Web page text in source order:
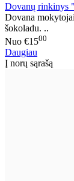
Dovanų rinkinys
Dovana
šokoladu. ..
Nuo €1500
Daugiau
Į norų sąrašą